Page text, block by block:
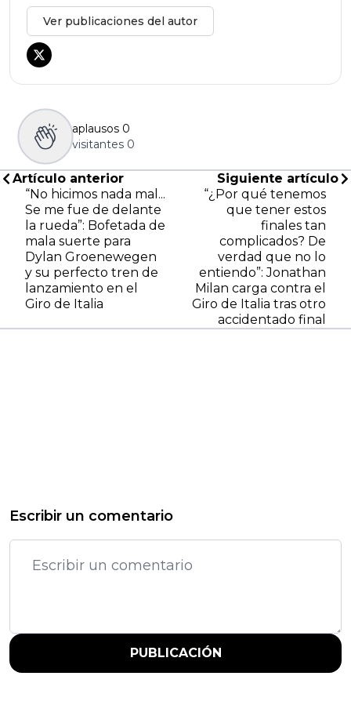
Ver publicaciones del autor
aplausos 0
visitantes 0
Artículo anterior
“No hicimos nada mal...
Se me fue de delante
la rueda”: Bofetada de
mala suerte para
Dylan Groenewegen
y su perfecto tren de
lanzamiento en el
Giro de Italia
Siguiente artículo
“¿Por qué tenemos
que tener estos
finales tan
complicados? De
verdad que no lo
entiendo”: Jonathan
Milan carga contra el
Giro de Italia tras otro
accidentado final
Escribir un comentario
PUBLICACIÓN